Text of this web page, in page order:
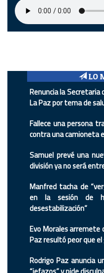
LO
Renuncia la Secretaria
La Paz por tema de
Fallece una persona
contra una camioneta
Samuel prevé una
división ya no será
Manfred tacha de
en la sesión de
desestabilización”
Evo Morales arremete
Paz resultó peor que
Rodrigo Paz anuncia